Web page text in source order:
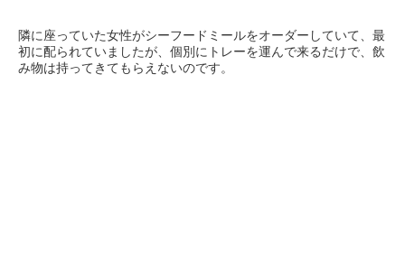
隣に座っていた女性がシーフードミールをオーダーしていて、最
初に配られていましたが、個別にトレーを運んで来るだけで、飲
み物は持ってきてもらえないのです。